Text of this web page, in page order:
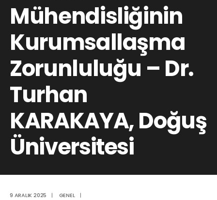
Mühendisliğinin
Kurumsallaşma
Zorunluluğu – Dr.
Turhan
KARAKAYA, Doğuş
Üniversitesi
9 ARALIK 2025 | GENEL |